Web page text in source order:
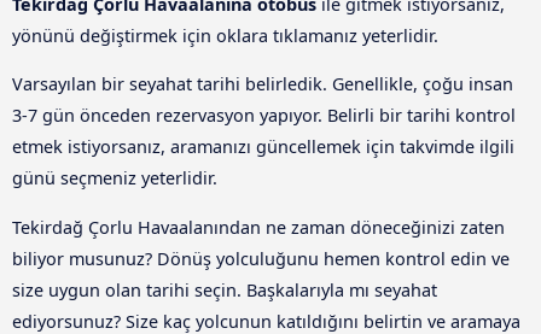
yönünü değiştirmek için oklara tıklamanız yeterlidir.
Varsayılan bir seyahat tarihi belirledik. Genellikle, çoğu insan
3-7 gün önceden rezervasyon yapıyor. Belirli bir tarihi kontrol
etmek istiyorsanız, aramanızı güncellemek için takvimde ilgili
günü seçmeniz yeterlidir.
Tekirdağ Çorlu Havaalanından ne zaman döneceğinizi zaten
biliyor musunuz? Dönüş yolculuğunu hemen kontrol edin ve
size uygun olan tarihi seçin. Başkalarıyla mı seyahat
ediyorsunuz? Size kaç yolcunun katıldığını belirtin ve aramaya